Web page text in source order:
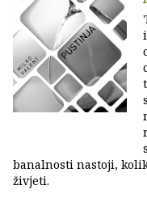
banalnosti nastoji,
živjeti.